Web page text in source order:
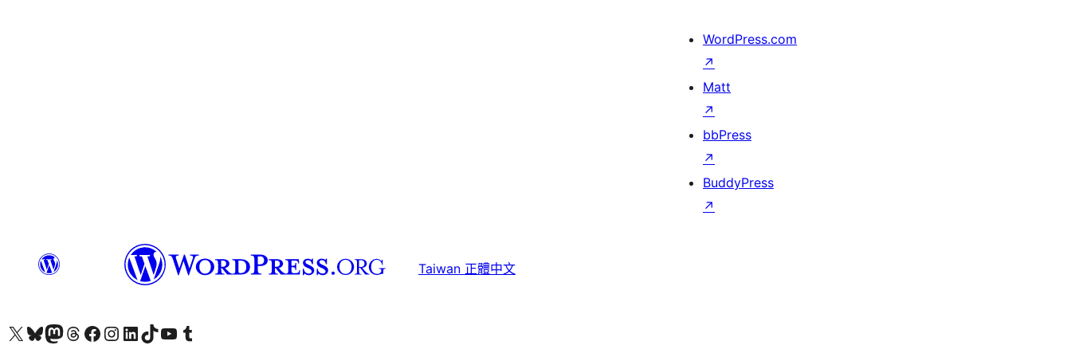
WordPress.com
↗
Matt
↗
bbPress
↗
BuddyPress
↗
Taiwan 正體中文
查看我們的 X (之前的 Twitter) 帳號造訪我們的 Bluesky 帳號造訪我們的 Mastodon 帳號造訪我們的 Threads 帳號 造訪我們的 Facebook 粉絲專頁Visit our Instagram account
Visit our LinkedIn account
造訪我們的 TikTok 帳號Visit our YouTube channel
造訪我們的 Tumblr 帳號